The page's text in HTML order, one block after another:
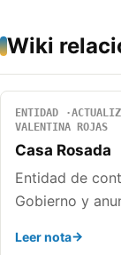
Wiki
ENTIDAD
VALENTINA ROJAS
Casa Rosada
Entidad de
Gobierno y
Leer nota